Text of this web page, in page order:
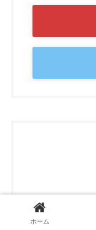
ホーム